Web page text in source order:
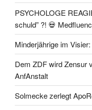
PSYCHOLOGE
schuld” ?! 💀
Minderjährige im
Dem ZDF wird Zensur
AnfAnstalt
Solmecke zerlegt